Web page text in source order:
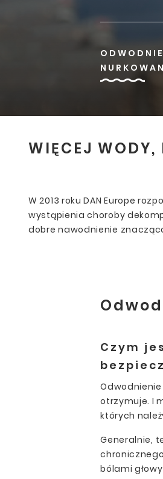
WIĘCEJ WODY,
W 2013 roku DAN Europe
wystąpienia choroby
dobre nawodnienie
Czym
otrzymuje. I
których
Generalnie,
bólami